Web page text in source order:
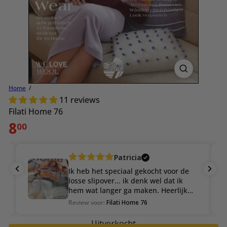
Home
11 reviews
Filati Home 76
Normale
prijs
800
Patricia
Ik heb het speciaal gekocht voor de
losse slipover... ik denk wel dat ik
hem wat langer ga maken. Heerlijk
om in de winter op de bank te zitten,
Er staat nog een lange mantel in, wat
Review voor: Filati Home 76
Uitverkocht